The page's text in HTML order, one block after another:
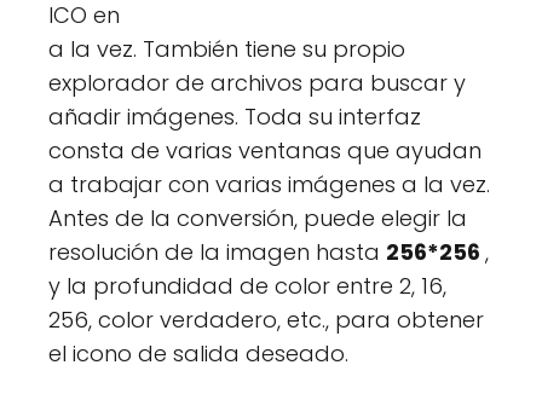
ICO en
a la vez. También tiene su propio
explorador de archivos para buscar y
añadir imágenes. Toda su interfaz
consta de varias ventanas que ayudan
a trabajar con varias imágenes a la vez.
Antes de la conversión, puede elegir la
resolución de la imagen hasta 256*256 ,
y la profundidad de color entre 2, 16,
256, color verdadero, etc., para obtener
el icono de salida deseado.